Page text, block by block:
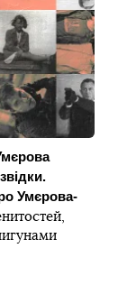
Умєрова-